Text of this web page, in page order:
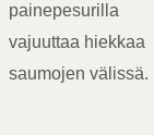
painepesurilla
vajuuttaa hiekkaa
saumojen välissä.